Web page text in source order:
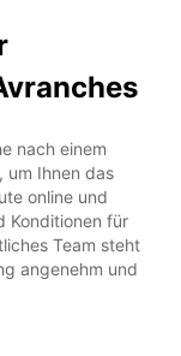
nach einem
um Ihnen das
online und
Konditionen für
Team steht
angenehm und